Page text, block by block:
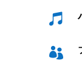

